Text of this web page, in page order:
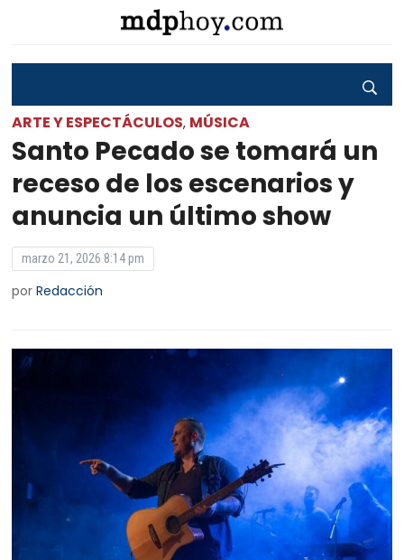
ARTE Y ESPECTÁCULOS, MÚSICA
Santo Pecado se tomará un
receso de los escenarios y
anuncia un último show
marzo 21, 2026 8:14 pm
porRedacción